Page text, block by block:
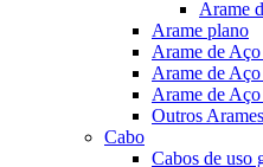
Arame
Arame plano
Arame de
Arame de
Arame de
Outros Arames
Cabo
Cabos de uso